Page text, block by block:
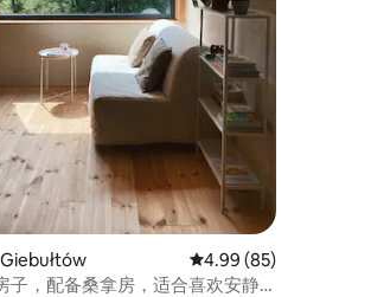
5 分），共 13 条评价 平均评分 4.99 分（满
4.99 (85)
子，配备桑拿房，适合喜欢安静